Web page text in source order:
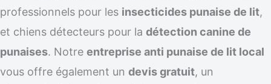
professionnels pour les insecticides punaise de lit,
et chiens détecteurs pour la détection canine de
punaises. Notre entreprise anti punaise de lit local
vous offre également un devis gratuit, un